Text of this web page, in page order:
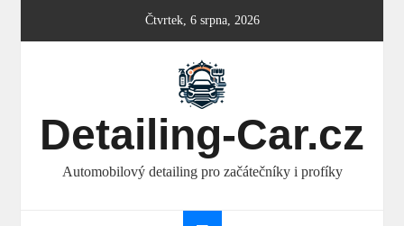
Čtvrtek, 6 srpna, 2026
Detailing-Car.cz
Automobilový detailing pro začátečníky i profíky